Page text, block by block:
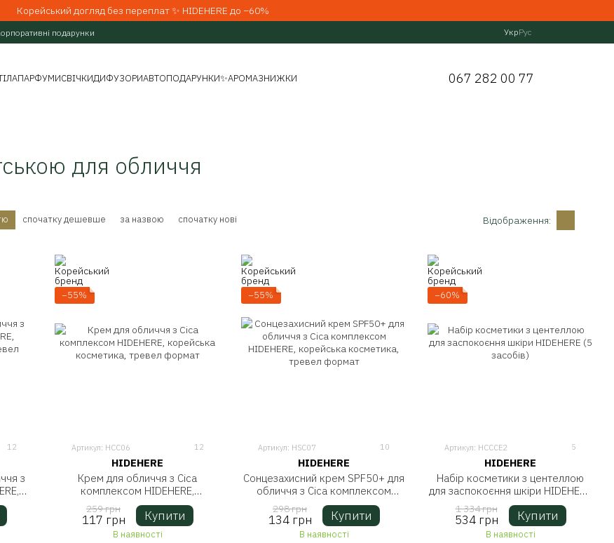
Корейський догляд без переплат ✨ HIDEHERE до −60%
подарунки УкрРус
ПАРФУМИСВІЧКИДИФУЗОРИАВТОПОДАРУНКИ✨АРОМАЗНИЖКИ 067 282 00 77
для обличчя
спочатку дешевше за назвою спочатку нові Відображення:
12
з
−55%
Артикул: HCC06 12
HIDEHERE
Крем для обличчя з Сica
комплексом HIDEHERE,
корейська косметика, тревел
формат
259 грн
117 грн Купити
В наявності
−55%
Артикул: HSC07 10
HIDEHERE
Сонцезахисний крем SPF50+ для
обличчя з Сica комплексом
HIDEHERE, корейська косметика,
тревел формат
298 грн
134 грн Купити
В наявності
−60%
Артикул: HCCCE2 5
HIDEHERE
Набір косметики з центеллою
для заспокоєння шкіри HIDEHERE
(5 засобів)
1 334 грн
534 грн Купити
В наявності